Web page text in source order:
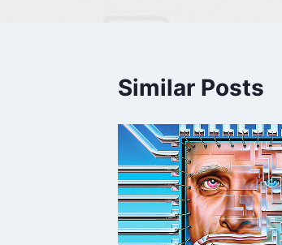
Similar Posts